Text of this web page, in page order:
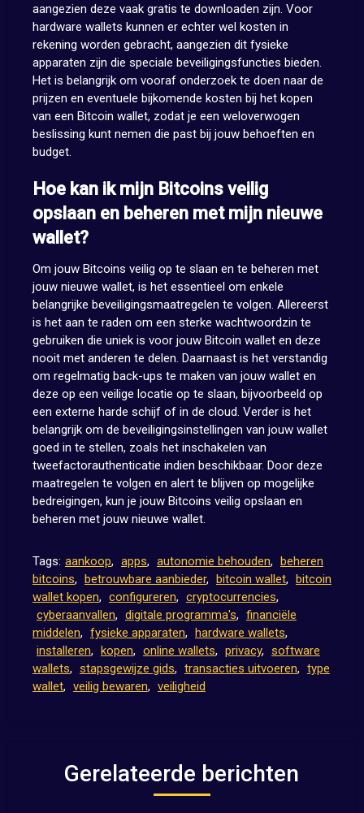
aangezien deze vaak gratis te downloaden zijn. Voor
hardware wallets kunnen er echter wel kosten in
rekening worden gebracht, aangezien dit fysieke
apparaten zijn die speciale beveiligingsfuncties bieden.
Het is belangrijk om vooraf onderzoek te doen naar de
prijzen en eventuele bijkomende kosten bij het kopen
van een Bitcoin wallet, zodat je een weloverwogen
beslissing kunt nemen die past bij jouw behoeften en
budget.
Hoe kan ik mijn Bitcoins veilig
opslaan en beheren met mijn nieuwe
wallet?
Om jouw Bitcoins veilig op te slaan en te beheren met
jouw nieuwe wallet, is het essentieel om enkele
belangrijke beveiligingsmaatregelen te volgen. Allereerst
is het aan te raden om een sterke wachtwoordzin te
gebruiken die uniek is voor jouw Bitcoin wallet en deze
nooit met anderen te delen. Daarnaast is het verstandig
om regelmatig back-ups te maken van jouw wallet en
deze op een veilige locatie op te slaan, bijvoorbeeld op
een externe harde schijf of in de cloud. Verder is het
belangrijk om de beveiligingsinstellingen van jouw wallet
goed in te stellen, zoals het inschakelen van
tweefactorauthenticatie indien beschikbaar. Door deze
maatregelen te volgen en alert te blijven op mogelijke
bedreigingen, kun je jouw Bitcoins veilig opslaan en
beheren met jouw nieuwe wallet.
Tags: aankoop, apps, autonomie behouden, beheren
bitcoins, betrouwbare aanbieder, bitcoin wallet, bitcoin
wallet kopen, configureren, cryptocurrencies,
cyberaanvallen, digitale programma's, financiële
middelen, fysieke apparaten, hardware wallets,
installeren, kopen, online wallets, privacy, software
wallets, stapsgewijze gids, transacties uitvoeren, type
wallet, veilig bewaren, veiligheid
Gerelateerde berichten